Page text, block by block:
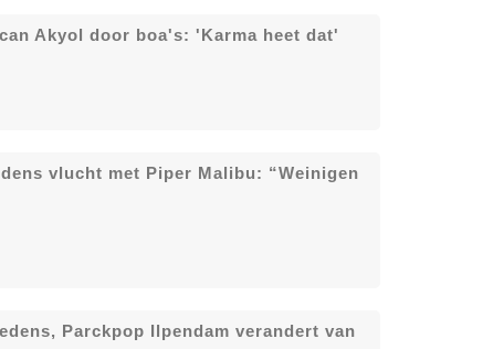
Akyol door boa's: 'Karma heet dat'
vlucht met Piper Malibu: “Weinigen
Parckpop Ilpendam verandert van